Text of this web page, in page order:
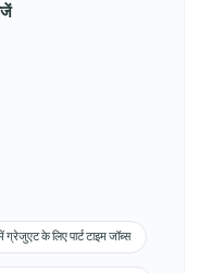
ग्रेजुएट के लिए पार्ट टाइम जॉब्स